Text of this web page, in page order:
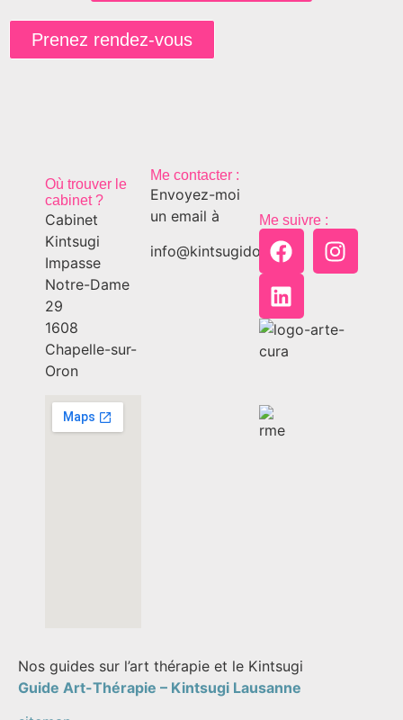
Prenez rendez-vous
Où trouver le
cabinet ?
Cabinet
Kintsugi
Impasse
Notre-Dame
29
1608
Chapelle-sur-
Oron
Me contacter :
Envoyez-moi
un email à
info@kintsugido.ch
Me suivre :
Nos guides sur l’art thérapie et le Kintsugi
Guide Art-Thérapie – Kintsugi Lausanne